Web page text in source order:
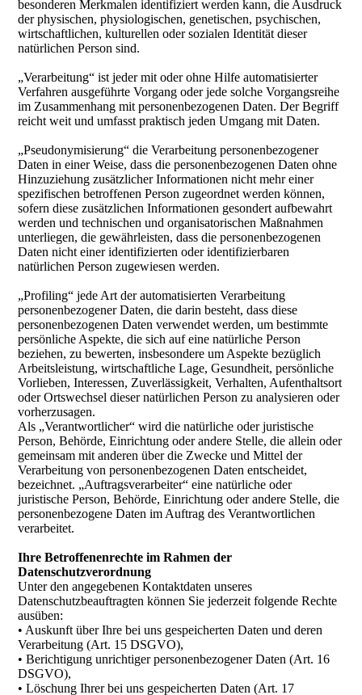
besonderen Merkmalen identifiziert werden kann, die Ausdruck
der physischen, physiologischen, genetischen, psychischen,
wirtschaftlichen, kulturellen oder sozialen Identität dieser
natürlichen Person sind.
„Verarbeitung“ ist jeder mit oder ohne Hilfe automatisierter
Verfahren ausgeführte Vorgang oder jede solche Vorgangsreihe
im Zusammenhang mit personenbezogenen Daten. Der Begriff
reicht weit und umfasst praktisch jeden Umgang mit Daten.
„Pseudonymisierung“ die Verarbeitung personenbezogener
Daten in einer Weise, dass die personenbezogenen Daten ohne
Hinzuziehung zusätzlicher Informationen nicht mehr einer
spezifischen betroffenen Person zugeordnet werden können,
sofern diese zusätzlichen Informationen gesondert aufbewahrt
werden und technischen und organisatorischen Maßnahmen
unterliegen, die gewährleisten, dass die personenbezogenen
Daten nicht einer identifizierten oder identifizierbaren
natürlichen Person zugewiesen werden.
„Profiling“ jede Art der automatisierten Verarbeitung
personenbezogener Daten, die darin besteht, dass diese
personenbezogenen Daten verwendet werden, um bestimmte
persönliche Aspekte, die sich auf eine natürliche Person
beziehen, zu bewerten, insbesondere um Aspekte bezüglich
Arbeitsleistung, wirtschaftliche Lage, Gesundheit, persönliche
Vorlieben, Interessen, Zuverlässigkeit, Verhalten, Aufenthaltsort
oder Ortswechsel dieser natürlichen Person zu analysieren oder
vorherzusagen.
Als „Verantwortlicher“ wird die natürliche oder juristische
Person, Behörde, Einrichtung oder andere Stelle, die allein oder
gemeinsam mit anderen über die Zwecke und Mittel der
Verarbeitung von personenbezogenen Daten entscheidet,
bezeichnet. „Auftragsverarbeiter“ eine natürliche oder
juristische Person, Behörde, Einrichtung oder andere Stelle, die
personenbezogene Daten im Auftrag des Verantwortlichen
verarbeitet.
Ihre Betroffenenrechte im Rahmen der
Datenschutzverordnung
Unter den angegebenen Kontaktdaten unseres
Datenschutzbeauftragten können Sie jederzeit folgende Rechte
ausüben:
• Auskunft über Ihre bei uns gespeicherten Daten und deren
Verarbeitung (Art. 15 DSGVO),
• Berichtigung unrichtiger personenbezogener Daten (Art. 16
DSGVO),
• Löschung Ihrer bei uns gespeicherten Daten (Art. 17